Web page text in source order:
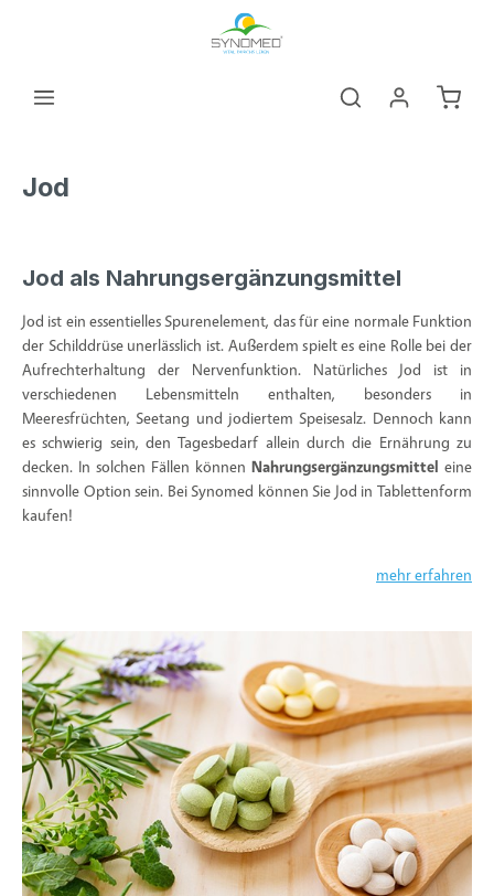
Jod
Jod als Nahrungsergänzungsmittel
Jod ist ein essentielles Spurenelement, das für eine normale Funktion
der Schilddrüse unerlässlich ist. Außerdem spielt es eine Rolle bei der
Aufrechterhaltung der Nervenfunktion. Natürliches Jod ist in
verschiedenen Lebensmitteln enthalten, besonders in
Meeresfrüchten, Seetang und jodiertem Speisesalz. Dennoch kann
es schwierig sein, den Tagesbedarf allein durch die Ernährung zu
decken. In solchen Fällen können Nahrungsergänzungsmittel eine
sinnvolle Option sein. Bei Synomed können Sie Jod in Tablettenform
kaufen!
mehr erfahren